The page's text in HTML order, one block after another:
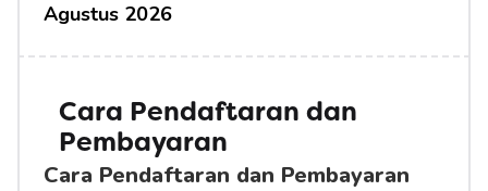
Agustus 2026
Cara Pendaftaran dan
Pembayaran
Cara Pendaftaran dan Pembayaran